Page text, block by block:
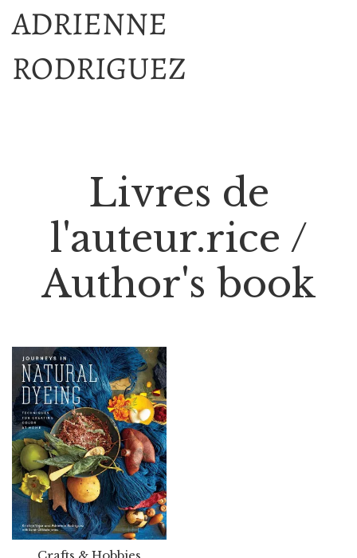
ADRIENNE
RODRIGUEZ
Livres de
l'auteur.rice /
Author's book